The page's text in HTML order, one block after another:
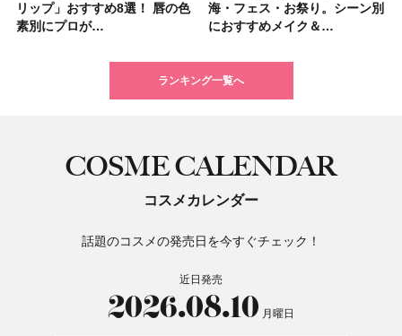
リップ」おすすめ8選！ 唇の色
素別にプロが…
海・フェス・お祭り。シーン別
におすすめメイク＆…
パック」ランキングTOP5！＜
マキアビュー…
ングTOP5！＜マキアビューテ
ィーズが投票…
リップ」おすすめ8選！ 唇の色
素別にプロが…
海・フェス・お祭り。シーン別
におすすめメイク＆…
ム＆ボディスクラブが新登場！
大人気の色付き…
ケア愛用品16選】首・手・バス
トのパーツケ…
サプリ」ランキングTOP5！＜
美容マニア集…
子＆お茶10選】手土産にもぴっ
たり
くせ毛におすすめのシャンプー
17選
髪色おすすめ20選！ ブリーチ
あり・なし別…
すすめの開運コスメ＆美容アイ
テム10選！
いハンディファン
「baramood」を3名様…
大人気フレグランス「ウッド
セージ ＆ シ…
アイカラーレーションN 23
Rosy…
ランキング一覧へ
COSME CALENDAR
コスメカレンダー
話題のコスメの発売日を今すぐチェック！
近日発売
2026.08.10 月曜日